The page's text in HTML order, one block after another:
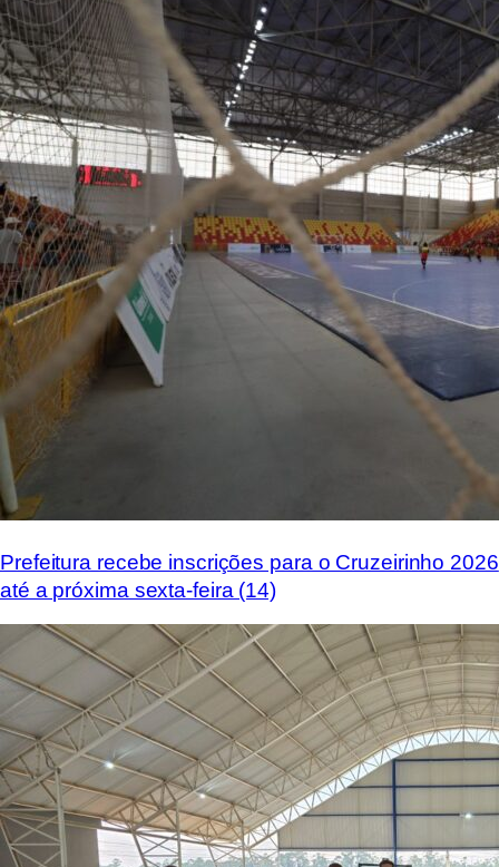
Prefeitura recebe inscrições para o Cruzeirinho 2026
até a próxima sexta-feira (14)